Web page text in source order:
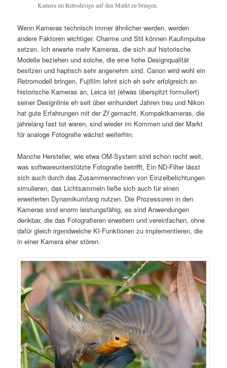
Kamera im Retrodesign auf den Markt zu bringen.
Wenn Kameras technisch immer ähnlicher werden, werden
andere Faktoren wichtiger. Charme und Stil können Kaufimpulse
setzen. Ich erwarte mehr Kameras, die sich auf historische
Modelle beziehen und solche, die eine hohe Designqualität
besitzen und haptisch sehr angenehm sind. Canon wird wohl ein
Retromodell bringen, Fujifilm lehnt sich eh sehr erfolgreich an
historische Kameras an, Leica ist (etwas überspitzt formuliert)
seiner Designlinie eh seit über einhundert Jahren treu und Nikon
hat gute Erfahrungen mit der Zfgemacht. Kompaktkameras, die
jahrelang fast tot waren, sind wieder im Kommen und der Markt
für analoge Fotografie wächst weiterhin.
Manche Hersteller, wie etwa OM-System sind schon recht weit,
was softwareunterstützte Fotografie betrifft, Ein ND-Filter lässt
sich auch durch das Zusammenrechnen von Einzelbelichtungen
simulieren, das Lichtsammeln ließe sich auch für einen
erweiterten Dynamikumfang nutzen. Die Prozessoren in den
Kameras sind enorm leistungsfähig, es sind Anwendungen
denkbar, die das Fotografieren erweitern und vereinfachen, ohne
dafür gleich irgendwelche KI-Funktionen zu implementieren, die
in einer Kamera eher stören.